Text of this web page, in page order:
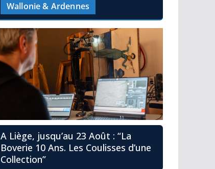
Wallonie & Ardennes
A Liège, jusqu’au 23 Août : “La
Boverie 10 Ans. Les Coulisses d’une
Collection”